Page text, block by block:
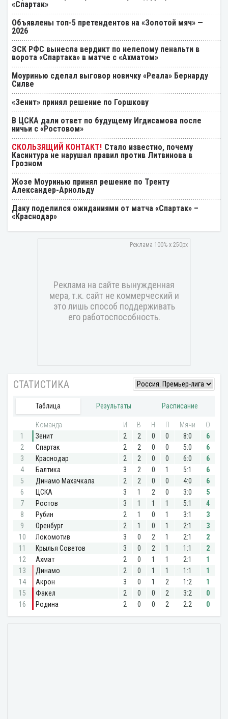
«Спартак»
Объявлены топ-5 претендентов на «Золотой мяч» —
2026
ЭСК РФС вынесла вердикт по нелепому пенальти в
ворота «Спартака» в матче с «Ахматом»
Моуринью сделал выговор новичку «Реала» Бернарду
Силве
«Зенит» принял решение по Горшкову
В ЦСКА дали ответ по будущему Игдисамова после
ничьи с «Ростовом»
Стало известно, почему
Касинтура не нарушал правил против Литвинова в
Грозном
Жозе Моуринью принял решение по Тренту
Александер-Арнольду
Даку поделился ожиданиями от матча «Спартак» –
«Краснодар»